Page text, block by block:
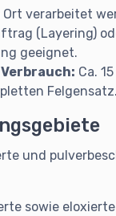
Ort verarbeitet
(Layering)
geeignet.
Ca.
Felgensatz.
und
sowie